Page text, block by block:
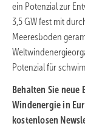
ein Potenzial zur
3,5 GW fest mit
Meeresboden
Potenzial für
Behalten Sie neue
Windenergie in
kostenlosen